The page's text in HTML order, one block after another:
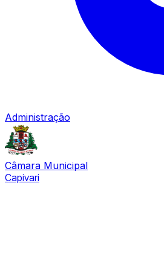
Administração
Câmara Municipal
Capivari